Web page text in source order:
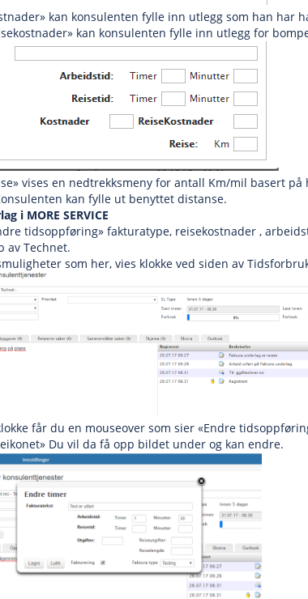
kan konsulenten fylle inn utlegg som han har
kan konsulenten fylle inn utlegg for
vises en nedtrekksmeny for antall Km/mil basert
kan fylle ut benyttet distanse.
i MORE SERVICE
tidsoppføring» fakturatype, reisekostnader ,
av Technet.
som her, vies klokke ved siden av
får du en mouseover som sier «Endre
Du vil da få opp bildet under og kan endre.